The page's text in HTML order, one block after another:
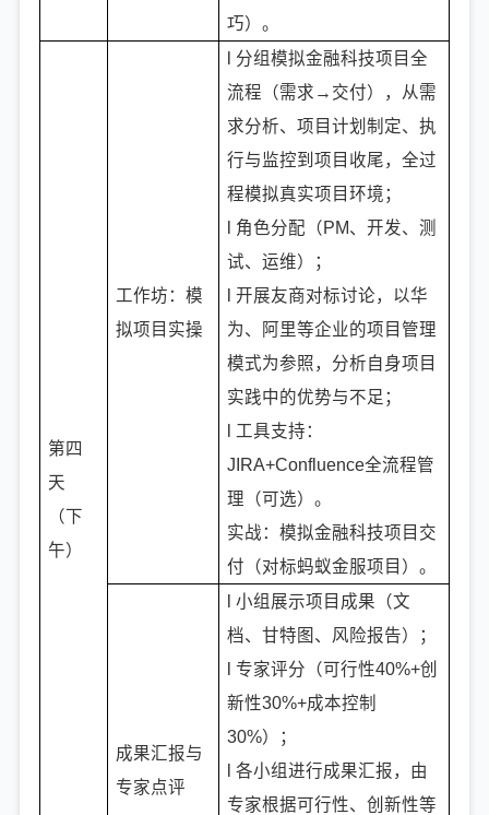
巧）。
第四
天
（下
午）
工作坊：模
拟项目实操
l 分组模拟金融科技项目全
流程（需求→交付），从需
求分析、项目计划制定、执
行与监控到项目收尾，全过
程模拟真实项目环境；
l 角色分配（PM、开发、测
试、运维）；
l 开展友商对标讨论，以华
为、阿里等企业的项目管理
模式为参照，分析自身项目
实践中的优势与不足；
l 工具支持：
JIRA+Confluence全流程管
理（可选）。
实战：模拟金融科技项目交
付（对标蚂蚁金服项目）。
成果汇报与
专家点评
l 小组展示项目成果（文
档、甘特图、风险报告）；
l 专家评分（可行性40%+创
新性30%+成本控制
30%）；
l 各小组进行成果汇报，由
专家根据可行性、创新性等